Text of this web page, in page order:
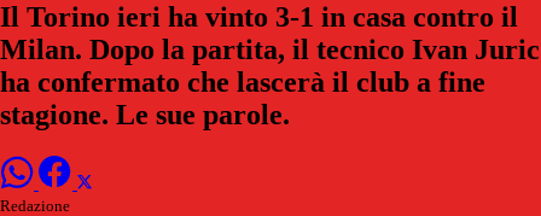
Il Torino ieri ha vinto 3-1 in casa contro il
Milan. Dopo la partita, il tecnico Ivan Juric
ha confermato che lascerà il club a fine
stagione. Le sue parole.
Redazione